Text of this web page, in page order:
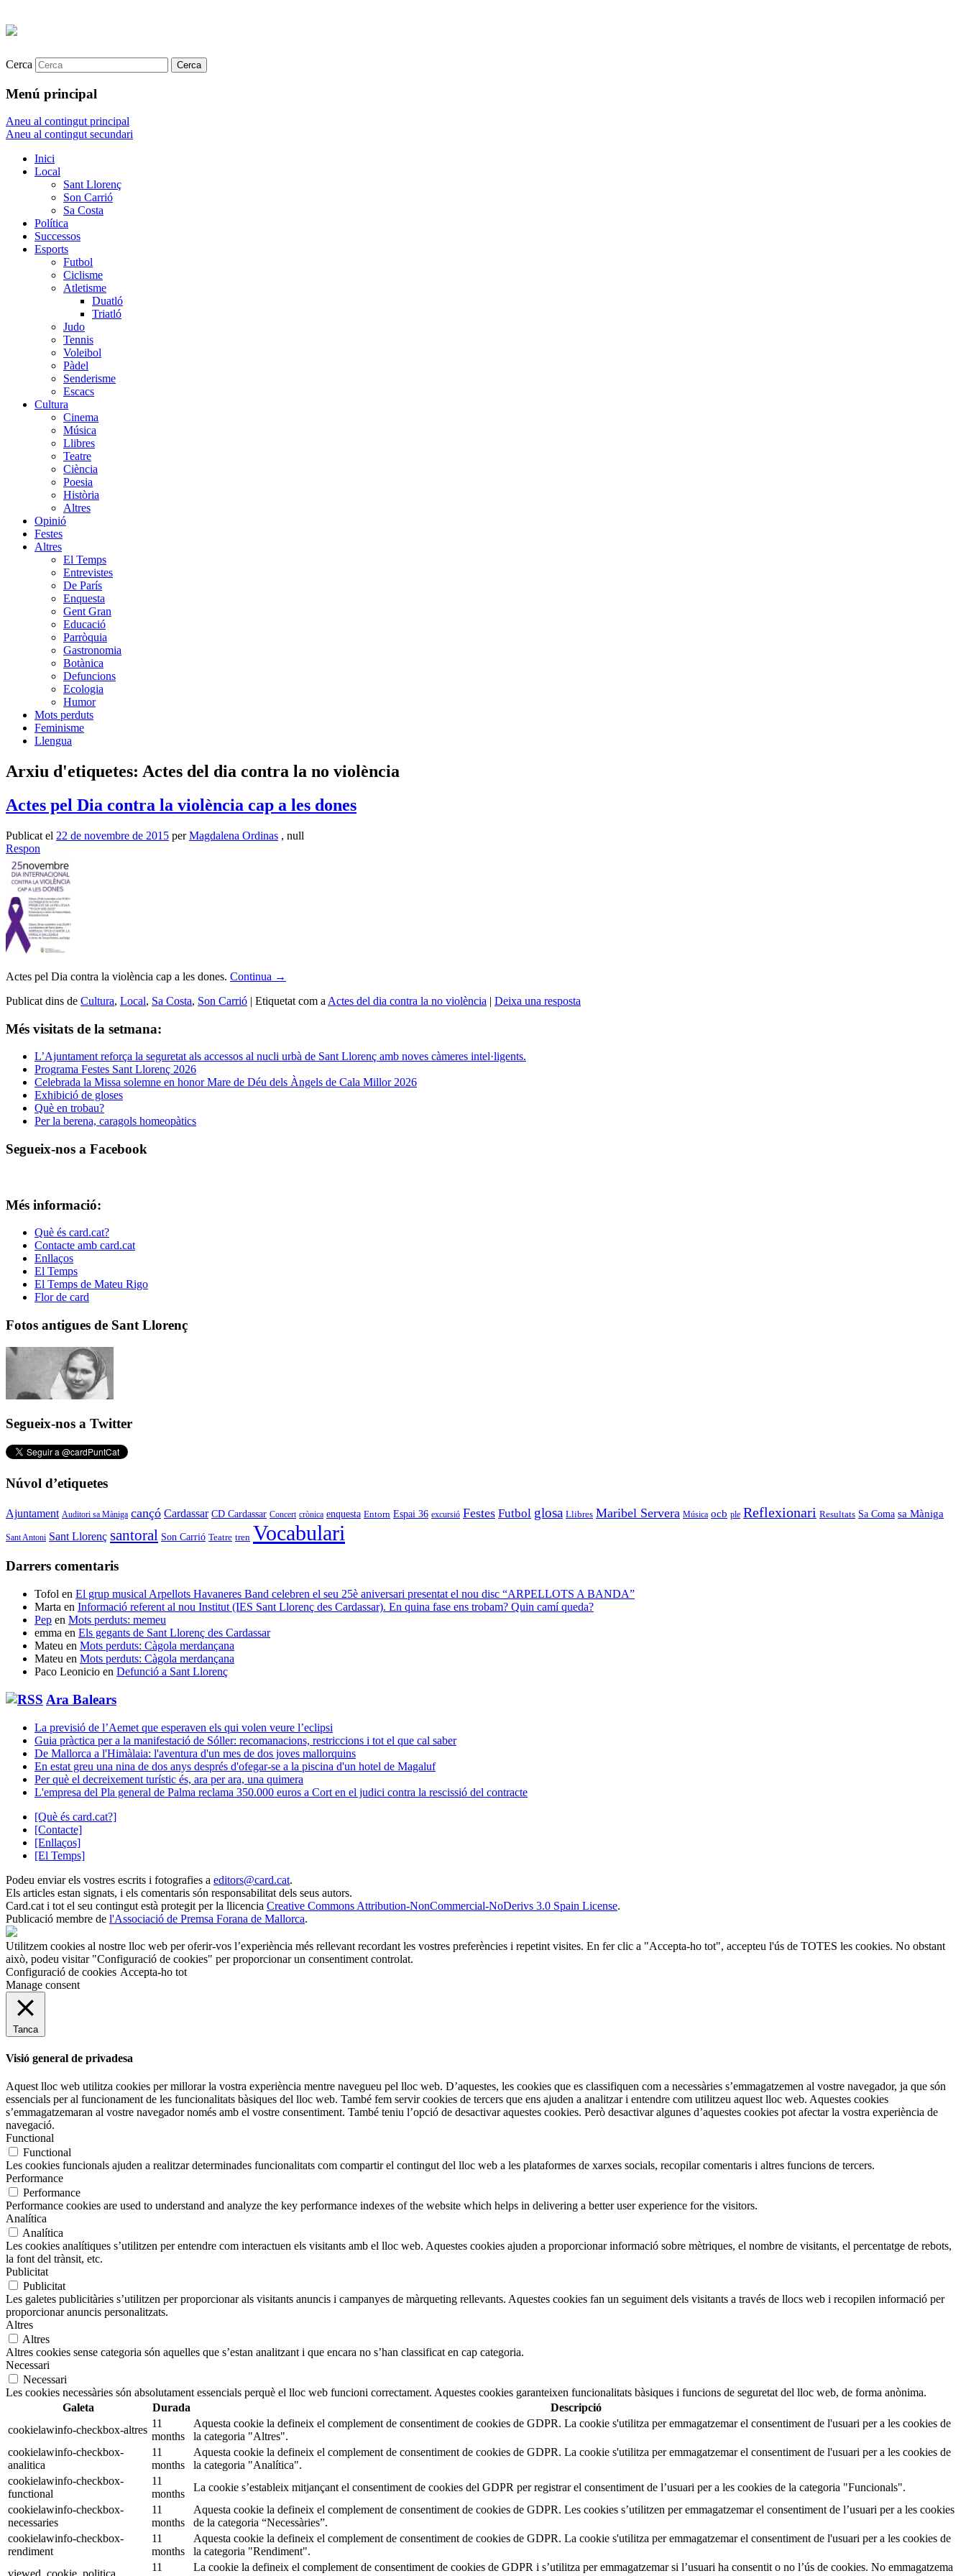
Cerca
Menú principal
Aneu al contingut principal
Aneu al contingut secundari
Inici
Local
Sant Llorenç
Son Carrió
Sa Costa
Política
Successos
Esports
Futbol
Ciclisme
Atletisme
Duatló
Triatló
Judo
Tennis
Voleibol
Pàdel
Senderisme
Escacs
Cultura
Cinema
Música
Llibres
Teatre
Ciència
Poesia
Història
Altres
Opinió
Festes
Altres
El Temps
Entrevistes
De París
Enquesta
Gent Gran
Educació
Parròquia
Gastronomia
Botànica
Defuncions
Ecologia
Humor
Mots perduts
Feminisme
Llengua
Arxiu d'etiquetes: Actes del dia contra la no violència
Actes pel Dia contra la violència cap a les dones
Publicat el 22 de novembre de 2015 perMagdalena Ordinas , null
Respon
Actes pel Dia contra la violència cap a les dones. Continua →
Publicat dins de Cultura, Local, Sa Costa, Son Carrió | Etiquetat com a Actes del dia contra la no violència | Deixa una resposta
Més visitats de la setmana:
L’Ajuntament reforça la seguretat als accessos al nucli urbà de Sant Llorenç amb noves càmeres intel·ligents.
Programa Festes Sant Llorenç 2026
Celebrada la Missa solemne en honor Mare de Déu dels Àngels de Cala Millor 2026
Exhibició de gloses
Què en trobau?
Per la berena, caragols homeopàtics
Segueix-nos a Facebook
Més informació:
Què és card.cat?
Contacte amb card.cat
Enllaços
El Temps
El Temps de Mateu Rigo
Flor de card
Fotos antigues de Sant Llorenç
Segueix-nos a Twitter
Núvol d’etiquetes
Ajuntament Auditori sa Màniga cançó Cardassar CD Cardassar Concert crònica enquesta Entorn Espai 36 excursió Festes Futbol glosa Llibres Maribel Servera Música ocb ple Reflexionari Resultats Sa Coma sa Màniga
Sant Antoni Sant Llorenç santoral Son Carrió Teatre tren Vocabulari
Darrers comentaris
Tofol en El grup musical Arpellots Havaneres Band celebren el seu 25è aniversari presentat el nou disc “ARPELLOTS A BANDA”
Marta en Informació referent al nou Institut (IES Sant Llorenç des Cardassar). En quina fase ens trobam? Quin camí queda?
Pep en Mots perduts: memeu
emma en Els gegants de Sant Llorenç des Cardassar
Mateu en Mots perduts: Càgola merdançana
Mateu en Mots perduts: Càgola merdançana
Paco Leonicio en Defunció a Sant Llorenç
Ara Balears
La previsió de l’Aemet que esperaven els qui volen veure l’eclipsi
Guia pràctica per a la manifestació de Sóller: recomanacions, restriccions i tot el que cal saber
De Mallorca a l'Himàlaia: l'aventura d'un mes de dos joves mallorquins
En estat greu una nina de dos anys després d'ofegar-se a la piscina d'un hotel de Magaluf
Per què el decreixement turístic és, ara per ara, una quimera
L'empresa del Pla general de Palma reclama 350.000 euros a Cort en el judici contra la rescissió del contracte
[Què és card.cat?]
[Contacte]
[Enllaços]
[El Temps]
Podeu enviar els vostres escrits i fotografies a editors@card.cat.
Els articles estan signats, i els comentaris són responsabilitat dels seus autors.
Card.cat i tot el seu contingut està protegit per la llicencia Creative Commons Attribution-NonCommercial-NoDerivs 3.0 Spain License.
Publicació membre de l'Associació de Premsa Forana de Mallorca.
Utilitzem cookies al nostre lloc web per oferir-vos l’experiència més rellevant recordant les vostres preferències i repetint visites. En fer clic a "Accepta-ho tot", accepteu l'ús de TOTES les cookies. No obstant
això, podeu visitar "Configuració de cookies" per proporcionar un consentiment controlat.
Configuració de cookies Accepta-ho tot
Manage consent
Tanca
Visió general de privadesa
Aquest lloc web utilitza cookies per millorar la vostra experiència mentre navegueu pel lloc web. D’aquestes, les cookies que es classifiquen com a necessàries s’emmagatzemen al vostre navegador, ja que són
essencials per al funcionament de les funcionalitats bàsiques del lloc web. També fem servir cookies de tercers que ens ajuden a analitzar i entendre com utilitzeu aquest lloc web. Aquestes cookies
s’emmagatzemaran al vostre navegador només amb el vostre consentiment. També teniu l’opció de desactivar aquestes cookies. Però desactivar algunes d’aquestes cookies pot afectar la vostra experiència de
navegació.
Functional
Functional
Les cookies funcionals ajuden a realitzar determinades funcionalitats com compartir el contingut del lloc web a les plataformes de xarxes socials, recopilar comentaris i altres funcions de tercers.
Performance
Performance
Performance cookies are used to understand and analyze the key performance indexes of the website which helps in delivering a better user experience for the visitors.
Analítica
Analítica
Les cookies analítiques s’utilitzen per entendre com interactuen els visitants amb el lloc web. Aquestes cookies ajuden a proporcionar informació sobre mètriques, el nombre de visitants, el percentatge de rebots,
la font del trànsit, etc.
Publicitat
Publicitat
Les galetes publicitàries s’utilitzen per proporcionar als visitants anuncis i campanyes de màrqueting rellevants. Aquestes cookies fan un seguiment dels visitants a través de llocs web i recopilen informació per
proporcionar anuncis personalitzats.
Altres
Altres
Altres cookies sense categoria són aquelles que s’estan analitzant i que encara no s’han classificat en cap categoria.
Necessari
Necessari
Les cookies necessàries són absolutament essencials perquè el lloc web funcioni correctament. Aquestes cookies garanteixen funcionalitats bàsiques i funcions de seguretat del lloc web, de forma anònima.
Galeta
Durada
Descripció
cookielawinfo-checkbox-altres
11
months
Aquesta cookie la defineix el complement de consentiment de cookies de GDPR. La cookie s'utilitza per emmagatzemar el consentiment de l'usuari per a les cookies de
la categoria "Altres".
cookielawinfo-checkbox-
analitica
11
months
Aquesta cookie la defineix el complement de consentiment de cookies de GDPR. La cookie s'utilitza per emmagatzemar el consentiment de l'usuari per a les cookies de
la categoria "Analítica".
cookielawinfo-checkbox-
functional
11
months
La cookie s’estableix mitjançant el consentiment de cookies del GDPR per registrar el consentiment de l’usuari per a les cookies de la categoria "Funcionals".
cookielawinfo-checkbox-
necessaries
11
months
Aquesta cookie la defineix el complement de consentiment de cookies de GDPR. Les cookies s’utilitzen per emmagatzemar el consentiment de l’usuari per a les cookies
de la categoria “Necessàries”.
cookielawinfo-checkbox-
rendiment
11
months
Aquesta cookie la defineix el complement de consentiment de cookies de GDPR. La cookie s'utilitza per emmagatzemar el consentiment de l'usuari per a les cookies de
la categoria "Rendiment".
viewed_cookie_politica
11
La cookie la defineix el complement de consentiment de cookies de GDPR i s’utilitza per emmagatzemar si l’usuari ha consentit o no l’ús de cookies. No emmagatzema